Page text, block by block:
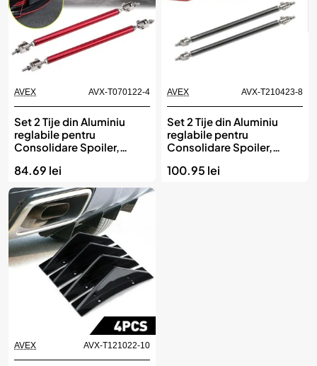
AVEX AVX-T070122-4
Set 2 Tije din Aluminiu
reglabile pentru
Consolidare Spoiler,
Rosu
84.69 lei
AVEX AVX-T210423-8
Set 2 Tije din Aluminiu
reglabile pentru
Consolidare Spoiler,
CARBON
100.95 lei
AVEX AVX-T121022-10